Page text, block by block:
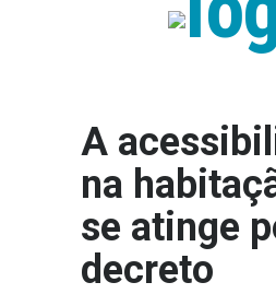
A
na
se atinge
decreto